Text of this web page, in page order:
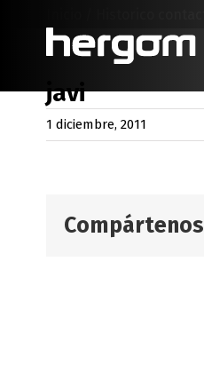
contenido
javi
1 diciembre, 2011
Compártenos